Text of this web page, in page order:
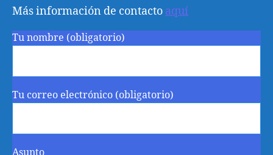
Más información de contacto aquí
Tu nombre (obligatorio)
Tu correo electrónico (obligatorio)